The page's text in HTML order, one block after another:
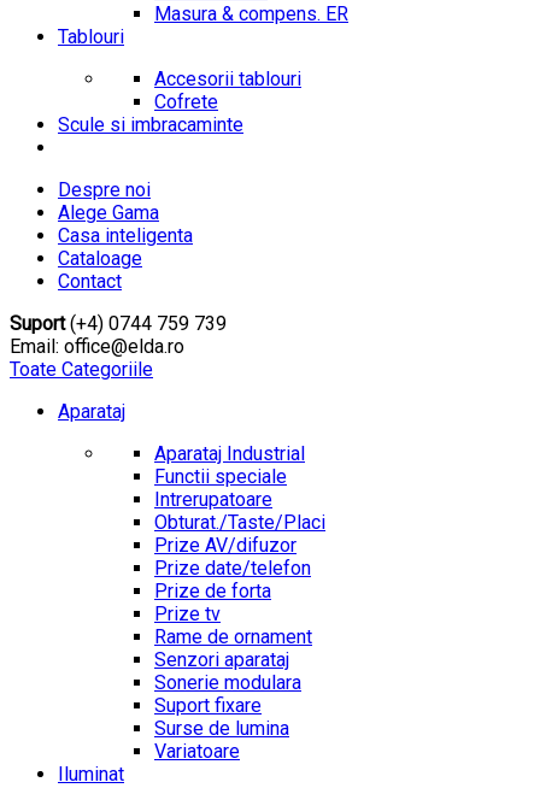
Masura & compens. ER
Tablouri
Accesorii tablouri
Cofrete
Scule si imbracaminte
Despre noi
Alege Gama
Casa inteligenta
Cataloage
Contact
Suport(+4) 0744 759 739
Email: office@elda.ro
Toate Categoriile
Aparataj
Aparataj Industrial
Functii speciale
Intrerupatoare
Obturat./Taste/Placi
Prize AV/difuzor
Prize date/telefon
Prize de forta
Prize tv
Rame de ornament
Senzori aparataj
Sonerie modulara
Suport fixare
Surse de lumina
Variatoare
Iluminat